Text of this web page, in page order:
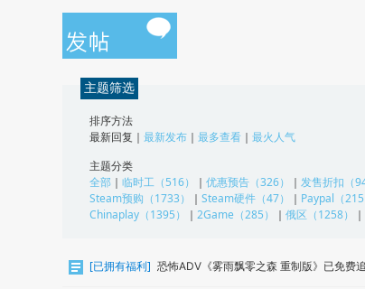
主题筛选
排序方法
最新回复 ｜ 最新发布 ｜ 最多查看 ｜ 最火人气
主题分类
全部 ｜ 临时工（516） ｜ 优惠预告（326） ｜ 发售折扣（
Steam预购（1733）
｜ Steam硬件（47） ｜ Paypal（215
Chinaplay（1395）
｜ 2Game（285） ｜ 俄区（1258） ｜
[已拥有福利] 恐怖ADV《雾雨飘零之森 重制版》已免费